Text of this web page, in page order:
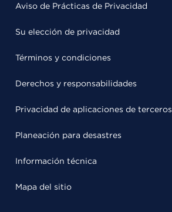
Aviso de Prácticas de Privacidad
Su elección de privacidad
Términos y condiciones
Derechos y responsabilidades
Privacidad de aplicaciones de terceros
Planeación para desastres
Información técnica
Mapa del sitio